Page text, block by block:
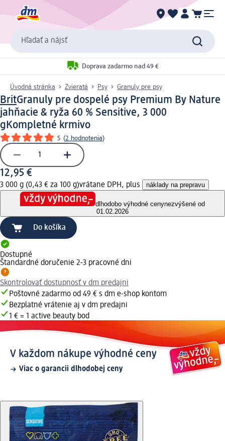
Hľadať a nájsť
Doprava zadarmo nad 49 €
Úvodná stránka Zvieratá Psy Granuly pre psy
BritGranuly pre dospelé psy Premium By Nature
jahňacie & ryža 60 % Sensitive, 3 000
g Kompletné krmivo
5 (2 hodnotenia)
12,95 €
3 000 g (0,43 € za 100 g)vrátane DPH, plus náklady na prepravu
dlhodobo výhodné cenynezvýšené od
01.02.2026
Do košíka
Dostupné
Štandardné doručenie 2-3 pracovné dni
Skontrolovať dostupnosť v dm predajni
Poštovné zadarmo od 49 € s dm e-shop kontom
Bezplatné vrátenie aj v dm predajni
1 € = 1 active beauty bod
V každom nákupe výhodné ceny
Viac o garancii dlhodobej ceny